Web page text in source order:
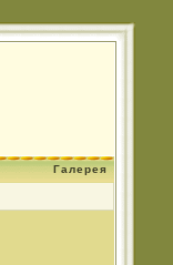
Галерея